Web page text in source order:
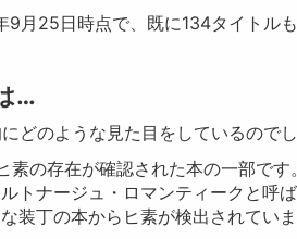
月25日時点で、既に134タイトル
…
どのような見た目をしているので
素の存在が確認された本の一部です
トナージュ・ロマンティークと呼
装丁の本からヒ素が検出されていま